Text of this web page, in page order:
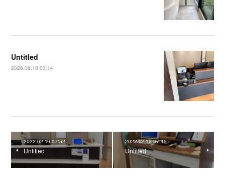
Untitled
2026.06.10 03:14
2022.02.19 07:52
Untitled
2022.02.19 07:45
Untitled